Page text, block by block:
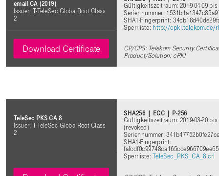
email CA (2019)
Issuer: T-TeleSec GlobalRoot Class
2
Gültigkeitszeitraum: 2019-04-09 bis
Seriennummer:
SHA1-Fingerprint:
Sperrliste: http://cpki.telekom.de/
CP/CPS: Telekom Security
Product/Solution: cPKI
Download Certificate
TeleSec PKS CA 8
Issuer: T-TeleSec GlobalRoot Class
2
SHA256 | ECC | P-256
Gültigkeitszeitraum: 2019-03-20 bis
(revoked)
Seriennummer:
SHA1-Fingerprint:
Sperrliste:TeleSec_PKS_CA_8.crl